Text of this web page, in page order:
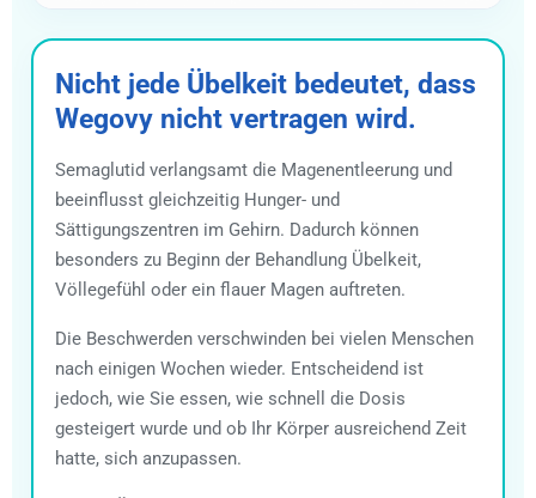
Nicht jede Übelkeit bedeutet, dass
Wegovy nicht vertragen wird.
Semaglutid verlangsamt die Magenentleerung und
beeinflusst gleichzeitig Hunger- und
Sättigungszentren im Gehirn. Dadurch können
besonders zu Beginn der Behandlung Übelkeit,
Völlegefühl oder ein flauer Magen auftreten.
Die Beschwerden verschwinden bei vielen Menschen
nach einigen Wochen wieder. Entscheidend ist
jedoch, wie Sie essen, wie schnell die Dosis
gesteigert wurde und ob Ihr Körper ausreichend Zeit
hatte, sich anzupassen.